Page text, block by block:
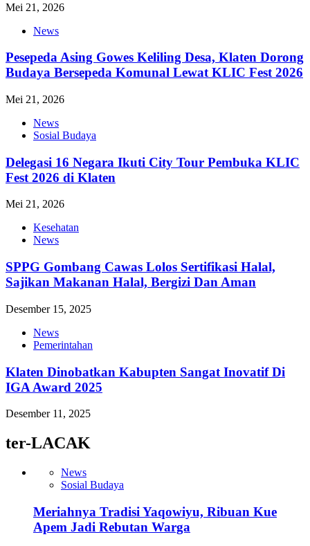
Mei 21, 2026
News
Pesepeda Asing Gowes Keliling Desa, Klaten Dorong
Budaya Bersepeda Komunal Lewat KLIC Fest 2026
Mei 21, 2026
News
Sosial Budaya
Delegasi 16 Negara Ikuti City Tour Pembuka KLIC
Fest 2026 di Klaten
Mei 21, 2026
Kesehatan
News
SPPG Gombang Cawas Lolos Sertifikasi Halal,
Sajikan Makanan Halal, Bergizi Dan Aman
Desember 15, 2025
News
Pemerintahan
Klaten Dinobatkan Kabupten Sangat Inovatif Di
IGA Award 2025
Desember 11, 2025
ter-LACAK
News
Sosial Budaya
Meriahnya Tradisi Yaqowiyu, Ribuan Kue
Apem Jadi Rebutan Warga